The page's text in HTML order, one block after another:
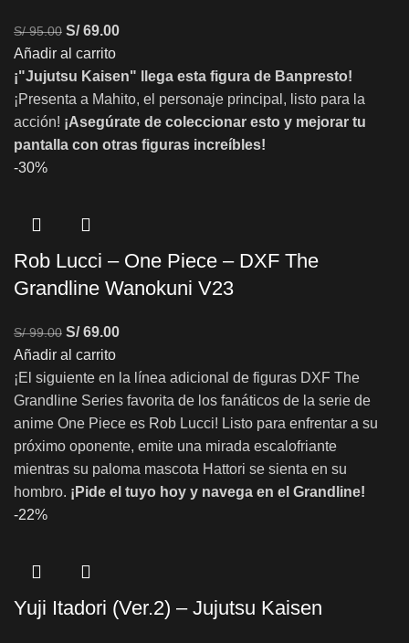
S/95.00 S/69.00
Añadir al carrito
¡"Jujutsu Kaisen" llega esta figura de Banpresto!
¡Presenta a Mahito, el personaje principal, listo para la
acción! ¡Asegúrate de coleccionar esto y mejorar tu
pantalla con otras figuras increíbles!
-30%
Rob Lucci – One Piece – DXF The
Grandline Wanokuni V23
S/99.00 S/69.00
Añadir al carrito
¡El siguiente en la línea adicional de figuras DXF The
Grandline Series favorita de los fanáticos de la serie de
anime One Piece es Rob Lucci! Listo para enfrentar a su
próximo oponente, emite una mirada escalofriante
mientras su paloma mascota Hattori se sienta en su
hombro. ¡Pide el tuyo hoy y navega en el Grandline!
-22%
Yuji Itadori (Ver.2) – Jujutsu Kaisen